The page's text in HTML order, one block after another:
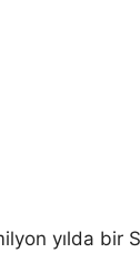
yılda bir